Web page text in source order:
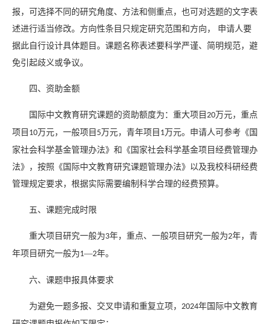
报，可选择不同的研究角度、方法和侧重点，也可对选题的文字表
述进行适当修改。方向性条目只规定研究范围和方向，
申请人要
据此自行设计具体题目。课题名称表述要科学严谨、简明规范，避
免引起歧义或争议。
四、资助金额
国际中文教育研究课题的资助额度为：重大项目 20 万元，重点
项目 10 万元，一般项目 5 万元，青年项目 1 万元。申请人可参考《国
家社会科学基金管理办法》和《国家社会科学基金项目经费管理办
法》，按照《国际中文教育研究课题管理办法》以及我校科研经费
管理规定要求，根据实际需要编制科学合理的经费预算。
五、课题完成时限
重大项目研究一般为3年，重点、一般项目研究一般为2年，青
年项目研究一般为1—2年。
六、课题申报具体要求
为避免一题多报、交叉申请和重复立项， 2024年国际中文教育